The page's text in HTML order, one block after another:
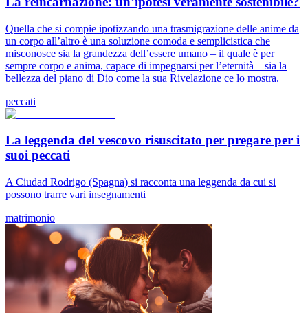
Quella che si compie ipotizzando una trasmigrazione delle anime da
un corpo all’altro è una soluzione comoda e semplicistica che
misconosce sia la grandezza dell’essere umano – il quale è per
sempre corpo e anima, capace di impegnarsi per l’eternità – sia la
bellezza del piano di Dio come la sua Rivelazione ce lo mostra.
peccati
La leggenda del vescovo risuscitato per pregare per i
suoi peccati
A Ciudad Rodrigo (Spagna) si racconta una leggenda da cui si
possono trarre vari insegnamenti
matrimonio